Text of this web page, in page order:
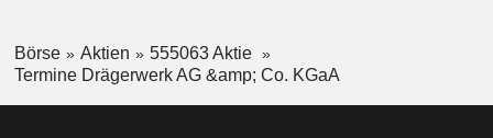
Börse Aktien
555063 Aktie
Termine Drägerwerk AG &amp; Co. KGaA